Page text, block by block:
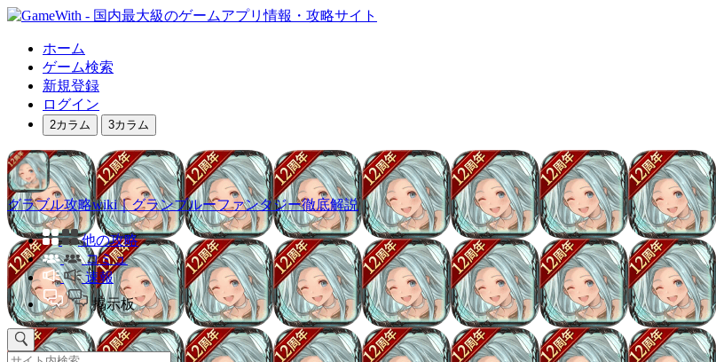
ホーム
ゲーム検索
新規登録
ログイン
2カラム 3カラム
グラブル攻略wiki｜グランブルーファンタジー徹底解説
他の攻略
コミュ
速報
掲示板